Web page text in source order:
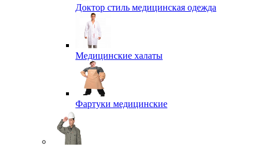
Доктор стиль медицинская одежда
Медицинские халаты
Фартуки медицинские